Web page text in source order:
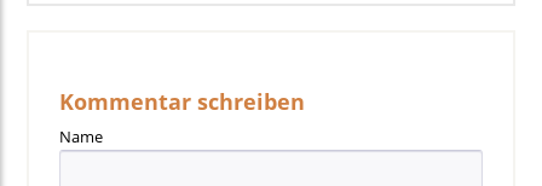
Kommentar schreiben
Name